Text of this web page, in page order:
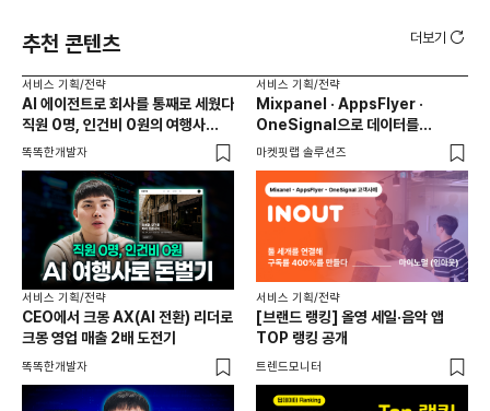
추천 콘텐츠 더보기
서비스 기획/전략
AI 에이전트로 회사를 통째로 세웠다
직원 0명, 인건비 0원의 여행사
제작기
똑똑한개발자
서비스 기획/전략
Mixpanel · AppsFlyer ·
OneSignal으로 데이터를
연결하고, 구독 전환율 400%를
마켓핏랩 솔루션즈
서비스 기획/전략
CEO에서 크몽 AX(AI 전환) 리더로
크몽 영업 매출 2배 도전기
똑똑한개발자
서비스 기획/전략
[브랜드 랭킹] 올영 세일·음악 앱
TOP 랭킹 공개
트렌드모니터